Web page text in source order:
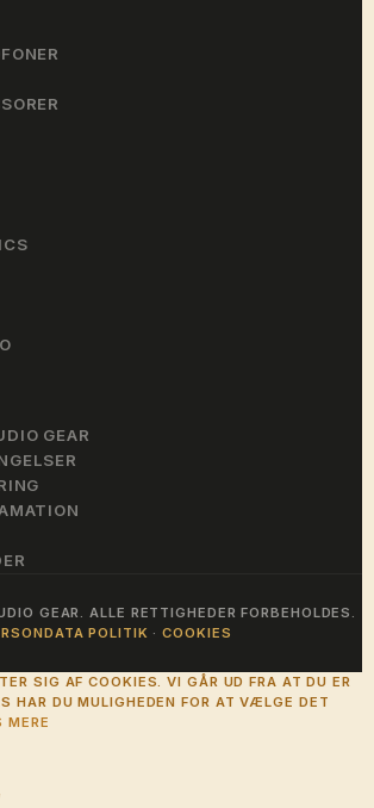
GEAR
GEAR. ALLE RETTIGHEDER FORBEHOLDES.
POLITIK ·COOKIES
SIG AF COOKIES. VI GÅR UD FRA AT DU ER
HAR DU MULIGHEDEN FOR AT VÆLGE DET